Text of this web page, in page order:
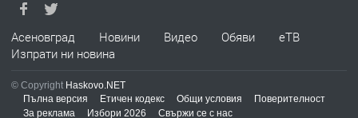
ПРЕДЛАГА
Пликове - СКОРПИОПЛАСТ
Асеновград Новини Видео Обяви
еТВ
Изпрати ни новина
© Copyright Haskovo.NET
Пълна версия
Етичен кодекс Общи условия
Поверителност
За реклама
Избори 2026 Свържи се с нас